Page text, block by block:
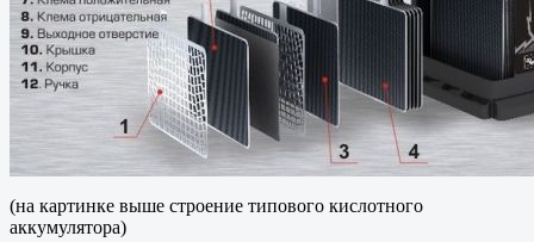
(на картинке выше строение типового кислотного
аккумулятора)